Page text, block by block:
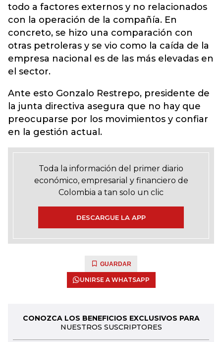
todo a factores externos y no relacionados
con la operación de la compañía. En
concreto, se hizo una comparación con
otras petroleras y se vio como la caída de la
empresa nacional es de las más elevadas en
el sector.
Ante esto Gonzalo Restrepo, presidente de
la junta directiva asegura que no hay que
preocuparse por los movimientos y confiar
en la gestión actual.
Toda la información del primer diario
económico, empresarial y financiero de
Colombia a tan solo un clic
DESCARGUE LA APP
GUARDAR
UNIRSE A WHATSAPP
CONOZCA LOS BENEFICIOS EXCLUSIVOS PARA
NUESTROS SUSCRIPTORES